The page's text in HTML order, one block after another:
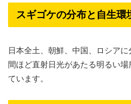
スギゴケの分布と自生環
日本全土、朝鮮、中国、ロシア
間ほど直射日光があたる明るい
ています。